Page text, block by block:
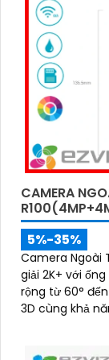
CAMERA
5%-35%
Camera Ngoài
giải 2K+ với
rộng từ 60° đến 110°. Công nghệ chống
3D cùng khả